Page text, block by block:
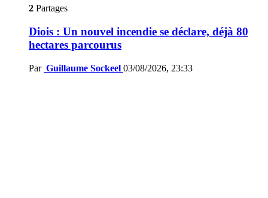
2 Partages
Diois : Un nouvel incendie se déclare, déjà 80
hectares parcourus
Par Guillaume Sockeel 03/08/2026, 23:33